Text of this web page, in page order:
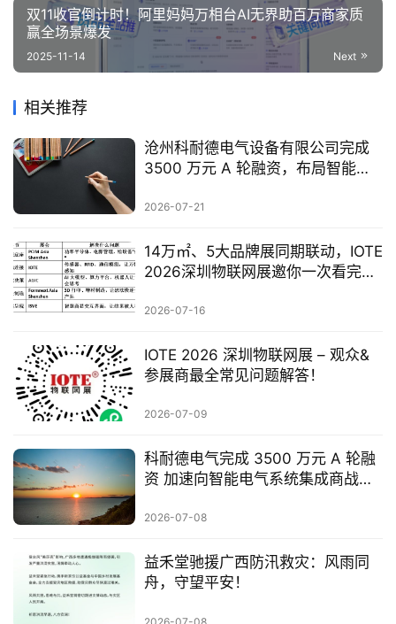
双11收官倒计时！阿里妈妈万相台AI无界助百万商家质
赢全场景爆发
Next
2025-11-14
相关推荐
沧州科耐德电气设备有限公司完成
3500 万元 A 轮融资，布局智能配
2026-07-21
14万㎡、5大品牌展同期联动，IOTE
2026深圳物联网展邀你一次看完全
2026-07-16
IOTE 2026 深圳物联网展 – 观众&
参展商最全常见问题解答！
2026-07-09
科耐德电气完成 3500 万元 A 轮融
资 加速向智能电气系统集成商战略
2026-07-08
​益禾堂驰援广西防汛救灾：风雨同
舟，守望平安！